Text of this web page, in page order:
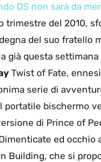
DS non sarà da
trimestre del 2010,
degna del suo fratello
già questa settimana
Twist of Fate,
serie di
portatile bischermo
di Prince of
ed occhio
Building, che si